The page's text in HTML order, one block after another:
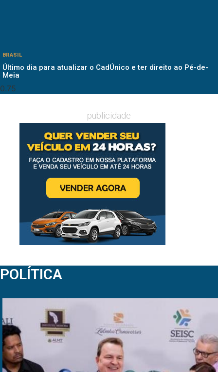
BRASIL
Último dia para atualizar o CadÚnico e ter direito ao Pé-de-
Meia
publicidade
POLÍTICA